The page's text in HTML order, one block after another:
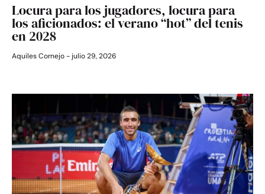
Locura para los jugadores, locura para
los aficionados: el verano “hot” del tenis
en 2028
Aquiles Cornejo julio 29, 2026